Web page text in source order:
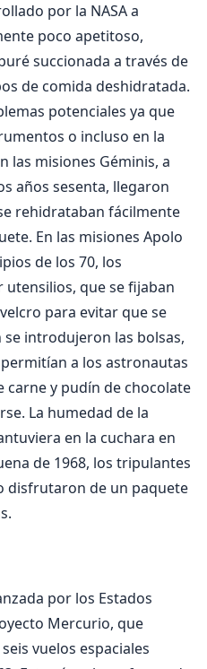
por la NASA a
poco apetitoso,
succionada a través de
de comida deshidratada.
potenciales ya que
o incluso en la
las misiones Géminis, a
años sesenta, llegaron
rehidrataban fácilmente
En las misiones Apolo
de los 70, los
que se fijaban
para evitar que se
introdujeron las bolsas,
a los astronautas
y pudín de chocolate
La humedad de la
en la cuchara en
de 1968, los tripulantes
disfrutaron de un paquete
por los Estados
Mercurio, que
vuelos espaciales